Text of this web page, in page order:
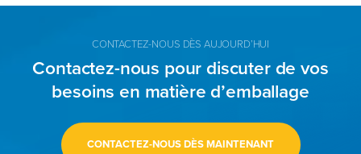
CONTACTEZ-NOUS DÈS AUJOURD’HUI
Contactez-nous pour discuter de vos
besoins en matière d’emballage
CONTACTEZ-NOUS DÈS MAINTENANT